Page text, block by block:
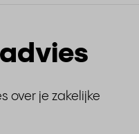
over je zakelijke